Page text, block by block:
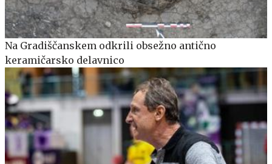
Na Gradiščanskem odkrili obsežno antično
keramičarsko delavnico